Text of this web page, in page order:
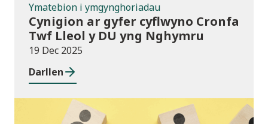
Ymatebion i ymgynghoriadau
Cynigion ar gyfer cyflwyno Cronfa
Twf Lleol y DU yng Nghymru
19 Dec 2025
Darllen